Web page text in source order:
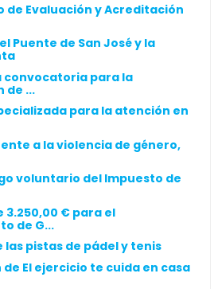
de Evaluación y Acreditación
Puente de San José y la
convocatoria para la
de ...
para la atención en
a la violencia de género,
voluntario del Impuesto de
3.250,00 € para el
de G...
las pistas de pádel y tenis
El ejercicio te cuida en casa